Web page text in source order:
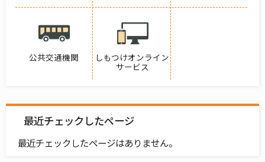
公共交通機関
しもつけオンライン
サービス
最近チェックしたページ
最近チェックしたページはありません。